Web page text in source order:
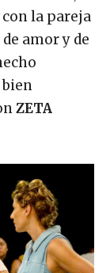
la pareja
amor y de
bien
ZETA